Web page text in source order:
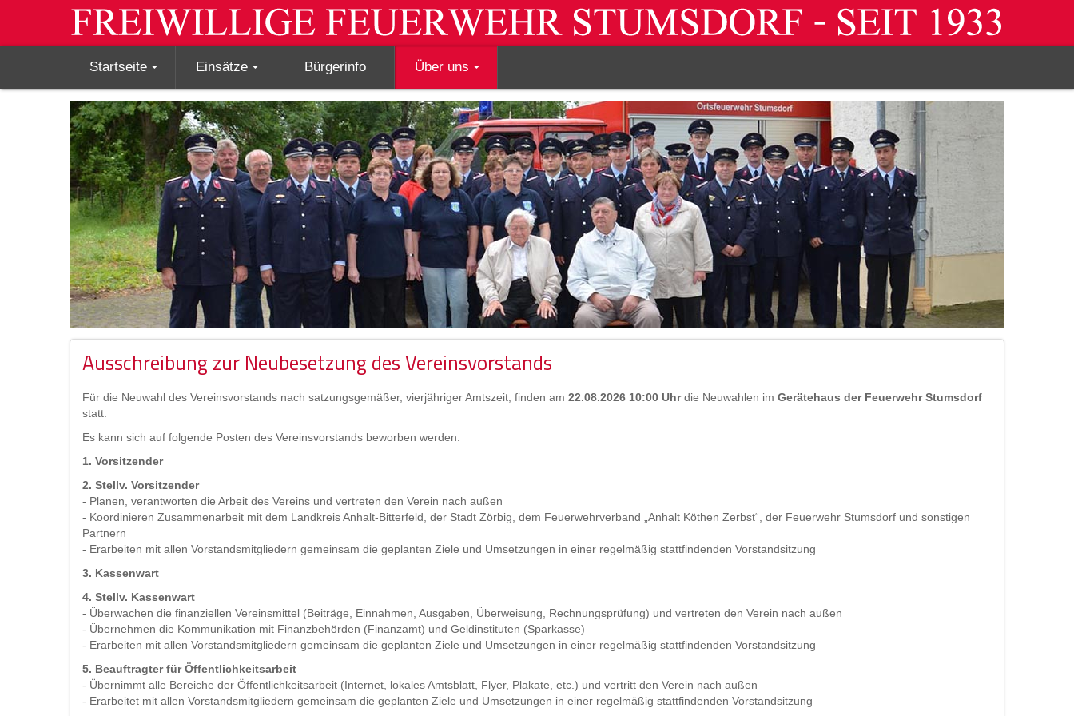
Startseite Einsätze Bürgerinfo Über uns
Ausschreibung zur Neubesetzung des Vereinsvorstands
Für die Neuwahl des Vereinsvorstands nach satzungsgemäßer, vierjähriger Amtszeit, finden am 22.08.2026 10:00 Uhrdie Neuwahlen im Gerätehaus der Feuerwehr Stumsdorf
statt.
Es kann sich auf folgende Posten des Vereinsvorstands beworben werden:
1. Vorsitzender
2. Stellv. Vorsitzender
- Planen, verantworten die Arbeit des Vereins und vertreten den Verein nach außen
- Koordinieren Zusammenarbeit mit dem Landkreis Anhalt-Bitterfeld, der Stadt Zörbig, dem Feuerwehrverband „Anhalt Köthen Zerbst“, der Feuerwehr Stumsdorf und sonstigen
Partnern
- Erarbeiten mit allen Vorstandsmitgliedern gemeinsam die geplanten Ziele und Umsetzungen in einer regelmäßig stattfindenden Vorstandsitzung
3. Kassenwart
4. Stellv. Kassenwart
- Überwachen die finanziellen Vereinsmittel (Beiträge, Einnahmen, Ausgaben, Überweisung, Rechnungsprüfung) und vertreten den Verein nach außen
- Übernehmen die Kommunikation mit Finanzbehörden (Finanzamt) und Geldinstituten (Sparkasse)
- Erarbeiten mit allen Vorstandsmitgliedern gemeinsam die geplanten Ziele und Umsetzungen in einer regelmäßig stattfindenden Vorstandsitzung
5. Beauftragter für Öffentlichkeitsarbeit
- Übernimmt alle Bereiche der Öffentlichkeitsarbeit (Internet, lokales Amtsblatt, Flyer, Plakate, etc.) und vertritt den Verein nach außen
- Erarbeitet mit allen Vorstandsmitgliedern gemeinsam die geplanten Ziele und Umsetzungen in einer regelmäßig stattfindenden Vorstandsitzung